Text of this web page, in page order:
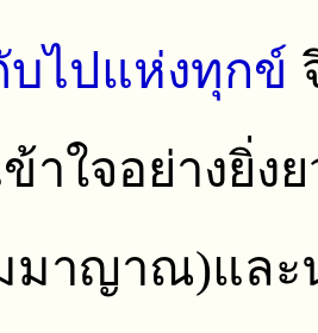
บไปแห่งทุกข์
าใจอย่างยิ่ง
มาญาณ)และ